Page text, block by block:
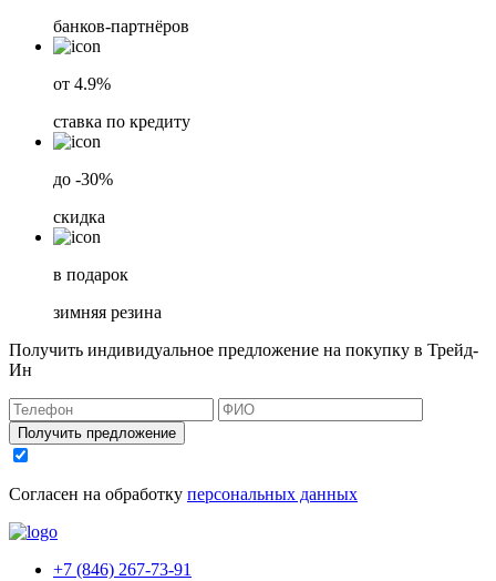
банков-партнёров
от 4.9%
ставка по кредиту
до -30%
скидка
в подарок
зимняя резина
Получить индивидуальное предложение на покупку в Трейд-
Ин
Получить предложение
Согласен на обработку персональных данных
+7 (846) 267-73-91